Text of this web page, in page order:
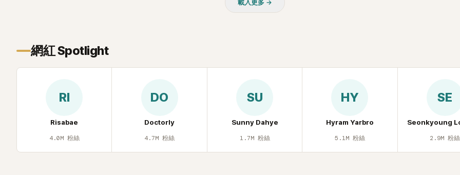
面至今仍被網友津津樂道。 這段為平息爭
的事件。 回顧李智惠的演藝路，她於
道，該團在 2000 年代初期紅極一時，由
炫、Chris Kim 兩位男成員組成。不過後來
爆出長達四年的團內霸凌風波，甚至傳出
載入更多 →
網紅 Spotlight
RI
Risabae
4.0M 粉絲
DO
Doctorly
4.7M 粉絲
SU
Sunny Dahye
1.7M 粉絲
HY
Hyram Yarbro
5.1M 粉絲
SE
Seonkyoung
2.9M 粉絲